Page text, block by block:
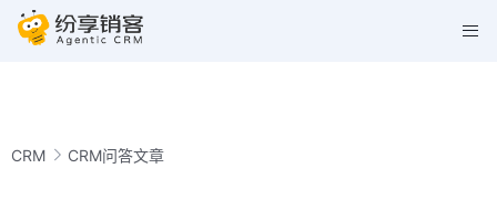
CRM CRM问答文章